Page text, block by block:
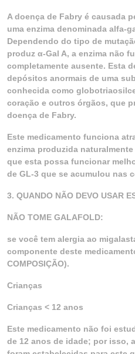
A doença de Fabry é causada
uma enzima denominada alfa-
Dependendo do tipo de
produz α-Gal A, a enzima não
completamente ausente. Esta
depósitos anormais de uma
conhecida como
coração e outros órgãos, que
doença de Fabry.
Este medicamento funciona
enzima produzida
que esta possa funcionar
de GL-3 que se acumulou nas
3. QUANDO NÃO DEVO USAR
NÃO TOME GALAFOLD:
se você tem alergia ao
componente deste
COMPOSIÇÃO).
Crianças
Crianças < 12 anos
Este medicamento não foi
de 12 anos de idade; por isso,